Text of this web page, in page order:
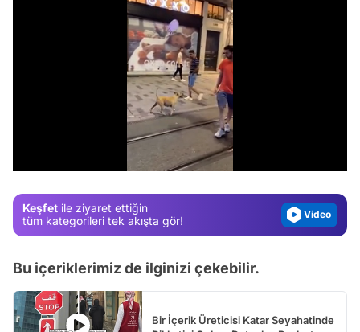
Keşfet ile ziyaret ettiğin
tüm kategorileri tek akışta gör!
Test
Bu içeriklerimiz de ilginizi çekebilir.
Bir İçerik Üreticisi Katar Seyahatinde